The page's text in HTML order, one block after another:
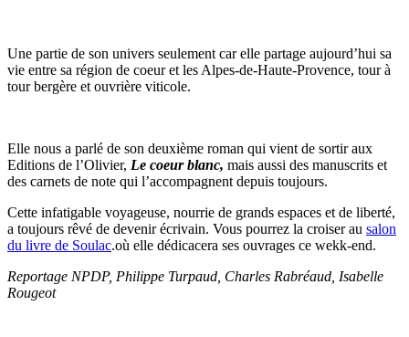
Une partie de son univers seulement car elle partage aujourd’hui sa
vie entre sa région de coeur et les Alpes-de-Haute-Provence, tour à
tour bergère et ouvrière viticole.
Elle nous a parlé de son deuxième roman qui vient de sortir aux
Editions de l’Olivier, Le coeur blanc, mais aussi des manuscrits et
des carnets de note qui l’accompagnent depuis toujours.
Cette infatigable voyageuse, nourrie de grands espaces et de liberté,
a toujours rêvé de devenir écrivain. Vous pourrez la croiser au salon
du livre de Soulac.où elle dédicacera ses ouvrages ce wekk-end.
Reportage NPDP, Philippe Turpaud, Charles Rabréaud, Isabelle
Rougeot